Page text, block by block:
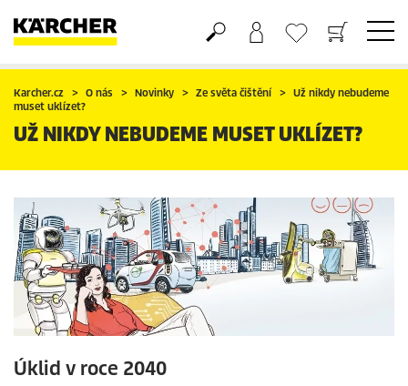
Nákupní košík
Seznam oblíbených produktů
Karcher.cz O nás Novinky Ze světa čištění
Už nikdy nebudeme
muset uklízet?
UŽ NIKDY NEBUDEME MUSET UKLÍZET?
Úklid v roce 2040